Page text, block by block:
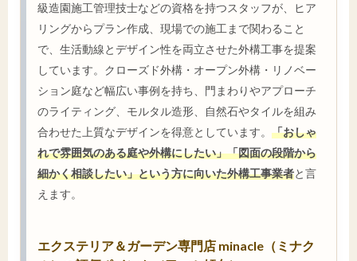
級造園施工管理技士などの資格を持つスタッフが、ヒア
リングからプラン作成、現場での施工まで関わること
で、生活動線とデザイン性を両立させた外構工事を提案
しています。クローズド外構・オープン外構・リノベー
ション庭など幅広い事例を持ち、門まわりやアプローチ
のライティング、モルタル造形、自然石やタイルを組み
合わせた上質なデザインを得意としています。 「おしゃ
れで雰囲気のある庭や外構にしたい」「図面の段階から
細かく相談したい」という方に向いた外構工事業者と言
えます。
エクステリア＆ガーデン専門店 minacle（ミナク